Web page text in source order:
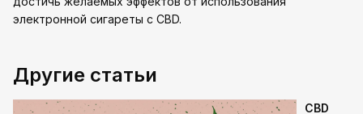
электронной сигареты с CBD.
Другие статьи
CBD